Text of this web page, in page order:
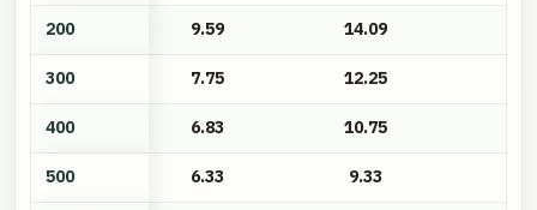
11
200
9.59
14.09
300
7.75
12.25
400
6.83
10.75
500
6.33
9.33